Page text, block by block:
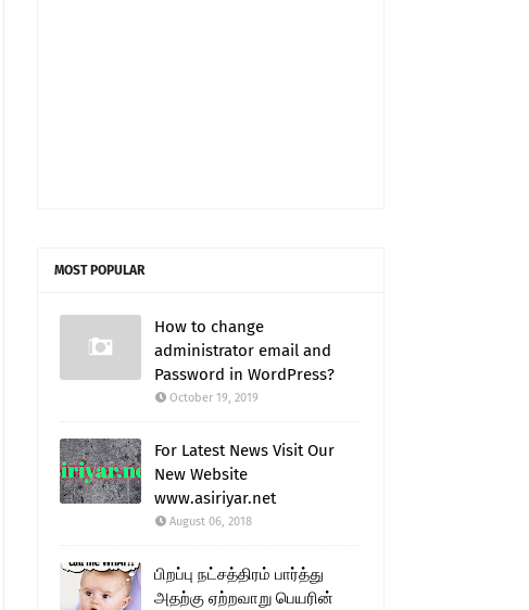
MOST POPULAR
How to change
administrator email and
Password in WordPress?
October 19, 2019
For Latest News Visit Our
New Website
www.asiriyar.net
August 06, 2018
பிறப்பு நட்சத்திரம் பார்த்து
அதற்கு ஏற்றவாறு பெயரின்